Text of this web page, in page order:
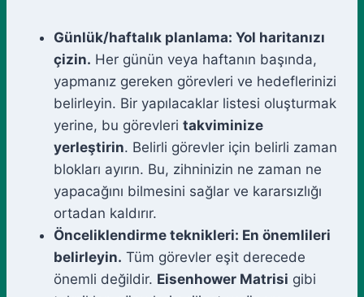
Günlük/haftalık planlama: Yol haritanızı
çizin. Her günün veya haftanın başında,
yapmanız gereken görevleri ve hedeflerinizi
belirleyin. Bir yapılacaklar listesi oluşturmak
yerine, bu görevleri takviminize
yerleştirin. Belirli görevler için belirli zaman
blokları ayırın. Bu, zihninizin ne zaman ne
yapacağını bilmesini sağlar ve kararsızlığı
ortadan kaldırır.
Önceliklendirme teknikleri: En önemlileri
belirleyin. Tüm görevler eşit derecede
önemli değildir. Eisenhower Matrisi gibi